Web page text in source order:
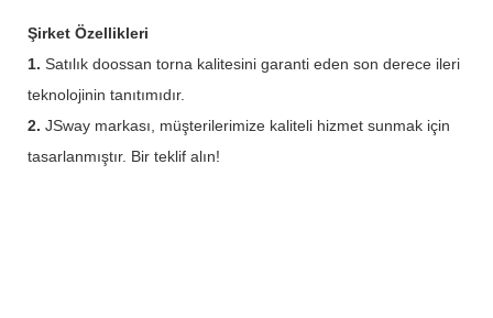
Şirket Özellikleri
1. Satılık doossan torna kalitesini garanti eden son derece ileri
teknolojinin tanıtımıdır.
2. JSway markası, müşterilerimize kaliteli hizmet sunmak için
tasarlanmıştır. Bir teklif alın!